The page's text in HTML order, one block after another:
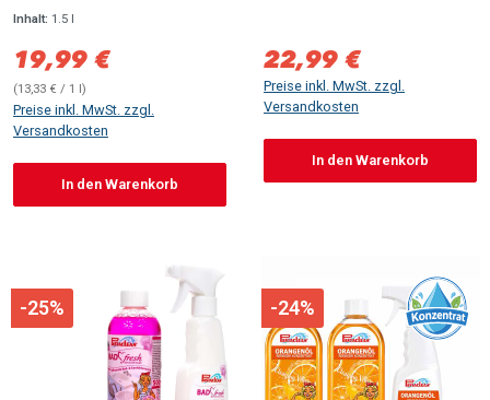
Inhalt: 1.5 l
Verkaufspreis:
19,99 €
(13,33 € / 1 l)
Preise inkl. MwSt. zzgl.
Versandkosten
In den Warenkorb
Verkaufspreis:
22,99 €
Preise inkl. MwSt. zzgl.
Versandkosten
In den Warenkorb
-25% -24%